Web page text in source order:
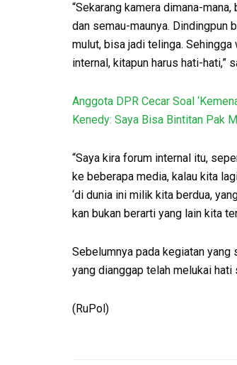
“Sekarang kamera dimana-
dan semau-maunya. Dindingpun
mulut, bisa jadi telinga. Sehingga
internal, kitapun harus hati-hati,”
Anggota DPR Cecar Soal
Kenedy: Saya Bisa Bintitan Pak
“Saya kira forum internal itu,
ke beberapa media, kalau kita
‘di dunia ini milik kita berdua,
kan bukan berarti yang lain kita
Sebelumnya pada kegiatan yang
yang dianggap telah melukai
(RuPol)